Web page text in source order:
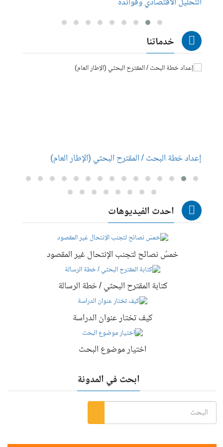
خدماتنا
إعداد خطة البحث / المقترح البحثي (الإطار العام)
احدث الفيديوهات
خمسُ نصائح لتجنب الإنتحال غير المقصود
كتابة المقترح البحثي / خطة الرسالة
كيف تختار عنوان الدراسة
اختيار موضوع البحث
ابحث في المدونة